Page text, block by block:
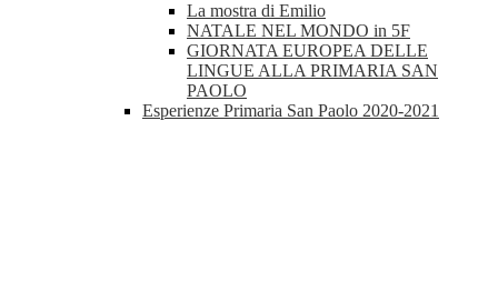
La mostra di Emilio
NATALE NEL MONDO in 5F
GIORNATA EUROPEA DELLE
LINGUE ALLA PRIMARIA SAN
PAOLO
Esperienze Primaria San Paolo 2020-2021